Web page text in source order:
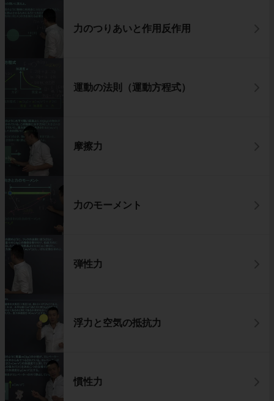
力のつりあいと作用反作用
運動の法則（運動方程式）
摩擦力
力のモーメント
弾性力
浮力と空気の抵抗力
慣性力